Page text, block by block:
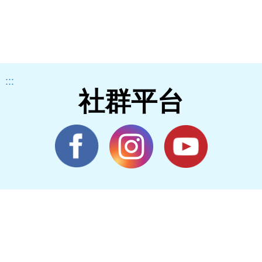
:::
社群平台